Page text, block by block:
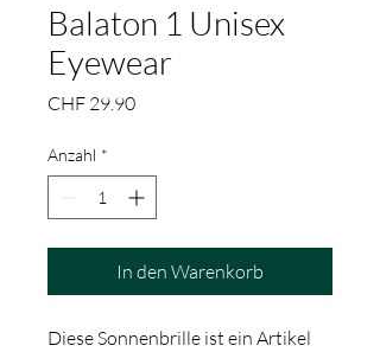
Balaton 1 Unisex
Eyewear
CHF 29.90Preis
Anzahl *
In den Warenkorb
Diese Sonnenbrille ist ein Artikel